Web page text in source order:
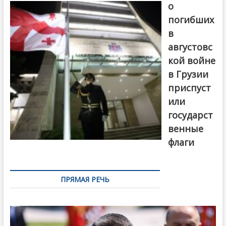
о
погибших
в
августовс
кой войне
в Грузии
приспуст
или
государст
венные
флаги
ПРЯМАЯ РЕЧЬ